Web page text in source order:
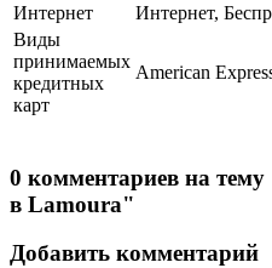
Интернет
Интернет,
Виды
принимаемых
кредитных
карт
American
0 комментариев на
в Lamoura"
Добавить комментарий